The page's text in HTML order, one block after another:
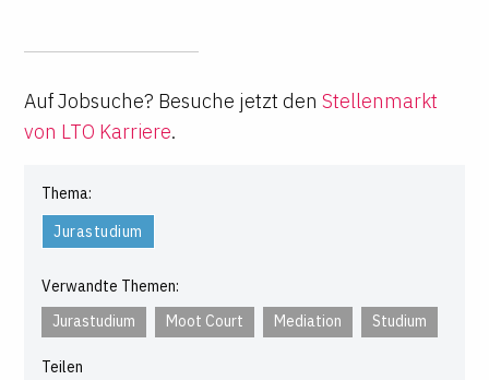
Auf Jobsuche? Besuche jetzt den Stellenmarkt
von LTO Karriere.
Thema:
Jurastudium
Verwandte Themen:
Jurastudium
Moot Court Mediation Studium
Teilen